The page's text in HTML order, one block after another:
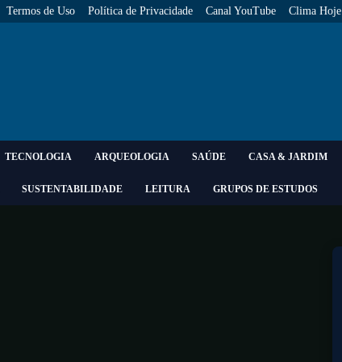
Termos de Uso Política de Privacidade Canal YouTube Clima Hoje
TECNOLOGIA ARQUEOLOGIA SAÚDE CASA & JARDIM
SUSTENTABILIDADE LEITURA GRUPOS DE ESTUDOS